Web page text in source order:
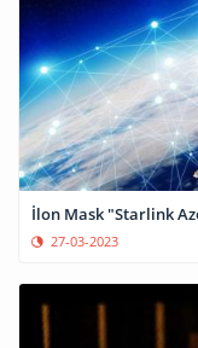
İlon Mask "Starlink
27-03-2023